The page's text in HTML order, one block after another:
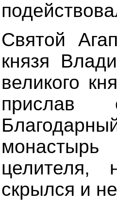
Святой
князя
великого
прислав
целителя,
скрылся и